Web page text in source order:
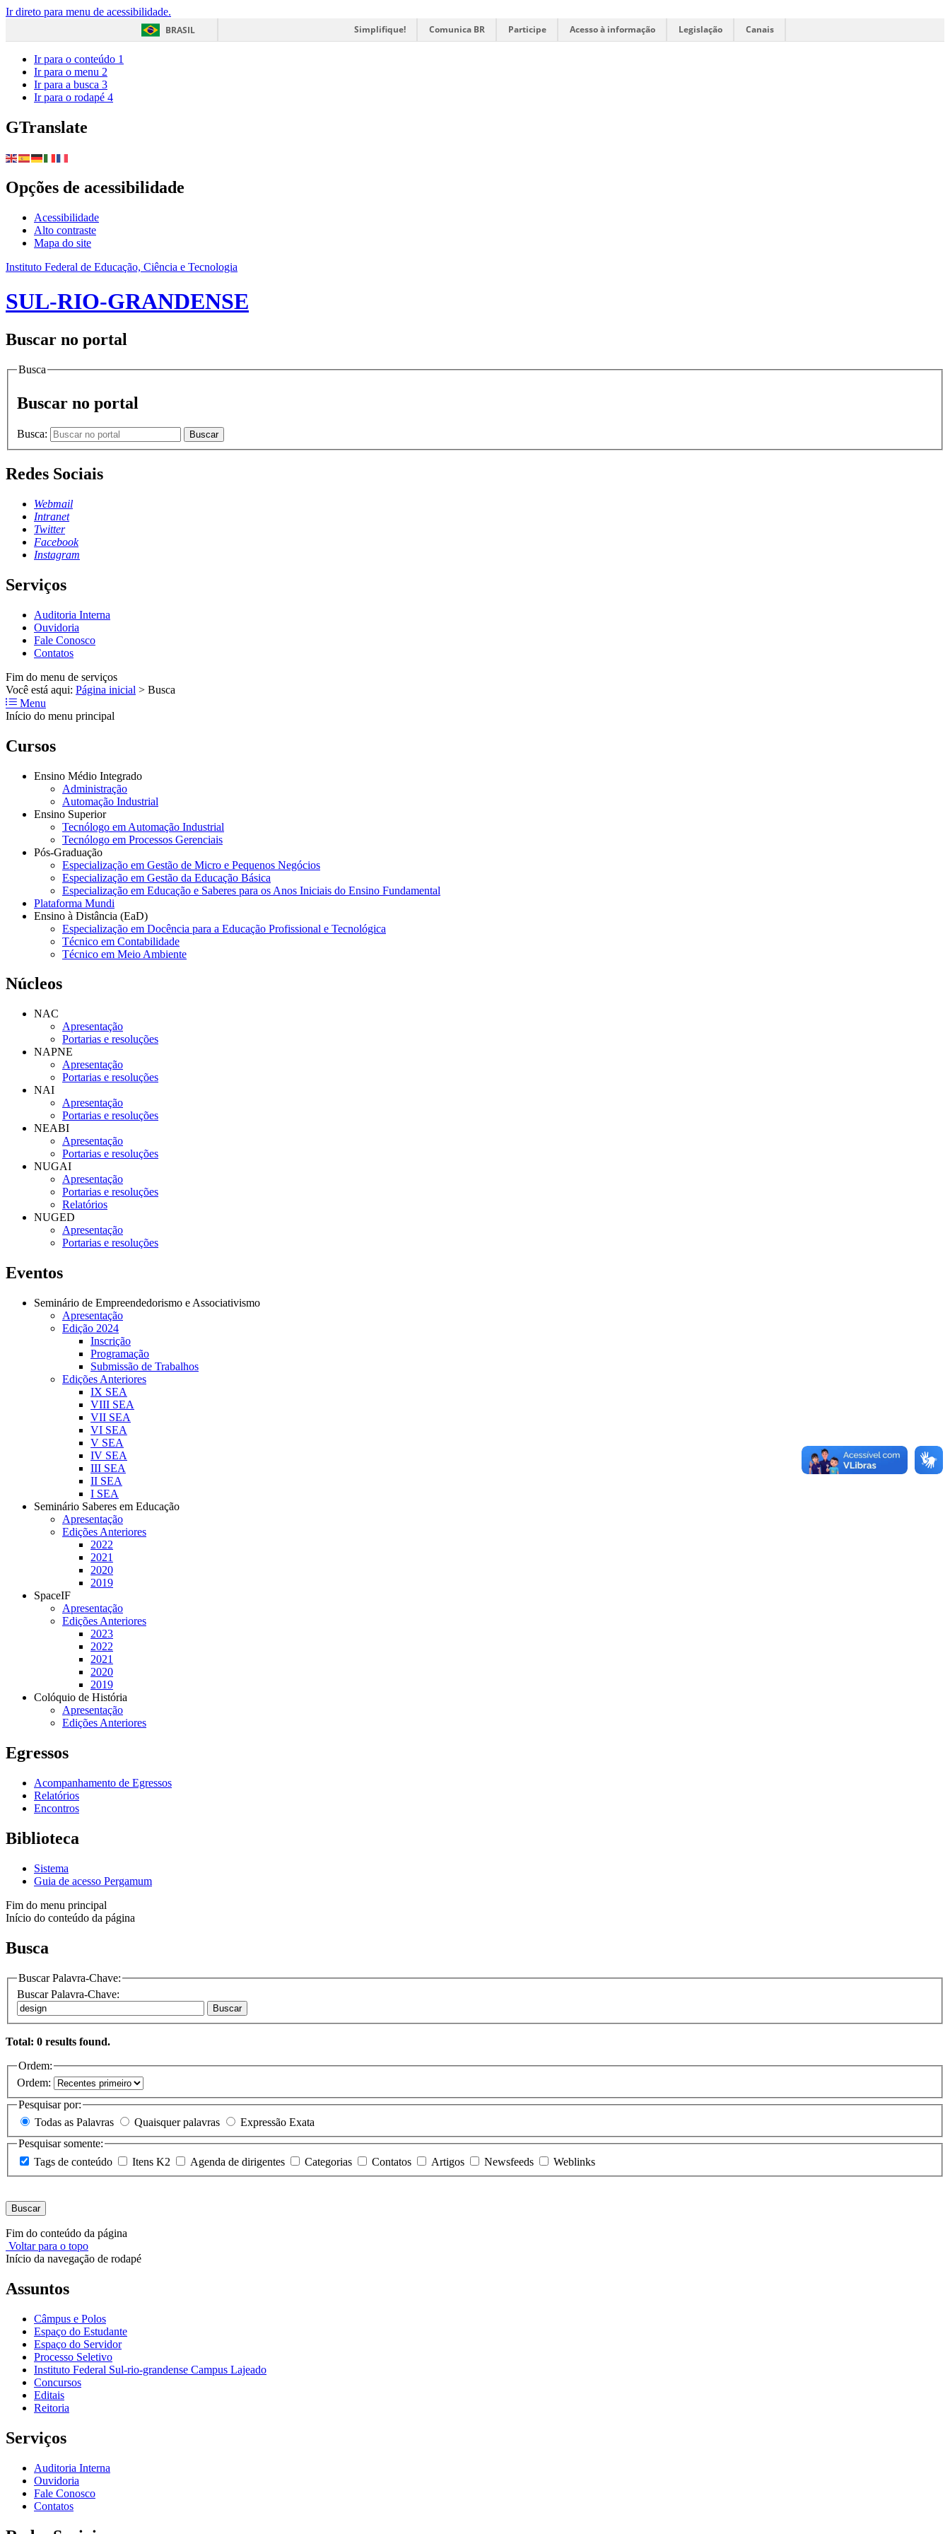
Ir direto para menu de acessibilidade.
BRASIL
Simplifique! Comunica BR Participe Acesso à informação Legislação Canais
Ir para o conteúdo 1
Ir para o menu 2
Ir para a busca 3
Ir para o rodapé 4
GTranslate
Opções de acessibilidade
Acessibilidade
Alto contraste
Mapa do site
Instituto Federal de Educação, Ciência e Tecnologia
SUL-RIO-GRANDENSE
Buscar no portal
Busca
Buscar no portal
Busca: Buscar
Redes Sociais
Webmail
Intranet
Twitter
Facebook
Instagram
Serviços
Auditoria Interna
Ouvidoria
Fale Conosco
Contatos
Fim do menu de serviços
Você está aqui: Página inicial > Busca
Menu
Início do menu principal
Cursos
Ensino Médio Integrado
Administração
Automação Industrial
Ensino Superior
Tecnólogo em Automação Industrial
Tecnólogo em Processos Gerenciais
Pós-Graduação
Especialização em Gestão de Micro e Pequenos Negócios
Especialização em Gestão da Educação Básica
Especialização em Educação e Saberes para os Anos Iniciais do Ensino Fundamental
Plataforma Mundi
Ensino à Distância (EaD)
Especialização em Docência para a Educação Profissional e Tecnológica
Técnico em Contabilidade
Técnico em Meio Ambiente
Núcleos
NAC
Apresentação
Portarias e resoluções
NAPNE
Apresentação
Portarias e resoluções
NAI
Apresentação
Portarias e resoluções
NEABI
Apresentação
Portarias e resoluções
NUGAI
Apresentação
Portarias e resoluções
Relatórios
NUGED
Apresentação
Portarias e resoluções
Eventos
Seminário de Empreendedorismo e Associativismo
Apresentação
Edição 2024
Inscrição
Programação
Submissão de Trabalhos
Edições Anteriores
IX SEA
VIII SEA
VII SEA
VI SEA
V SEA
IV SEA
III SEA
II SEA
I SEA
Seminário Saberes em Educação
Apresentação
Edições Anteriores
2022
2021
2020
2019
SpaceIF
Apresentação
Edições Anteriores
2023
2022
2021
2020
2019
Colóquio de História
Apresentação
Edições Anteriores
Egressos
Acompanhamento de Egressos
Relatórios
Encontros
Biblioteca
Sistema
Guia de acesso Pergamum
Fim do menu principal
Início do conteúdo da página
Busca
Buscar Palavra-Chave:
Buscar Palavra-Chave:
Buscar
Total: 0 results found.
Ordem:
Ordem:
Pesquisar por:
Todas as Palavras
Quaisquer palavras
Expressão Exata
Pesquisar somente:
Tags de conteúdo
Itens K2 Agenda de dirigentes Categorias Contatos Artigos Newsfeeds Weblinks
Buscar
Fim do conteúdo da página
Voltar para o topo
Início da navegação de rodapé
Assuntos
Câmpus e Polos
Espaço do Estudante
Espaço do Servidor
Processo Seletivo
Instituto Federal Sul-rio-grandense Campus Lajeado
Concursos
Editais
Reitoria
Serviços
Auditoria Interna
Ouvidoria
Fale Conosco
Contatos